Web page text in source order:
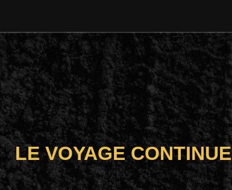
LE VOYAGE CONTINUE